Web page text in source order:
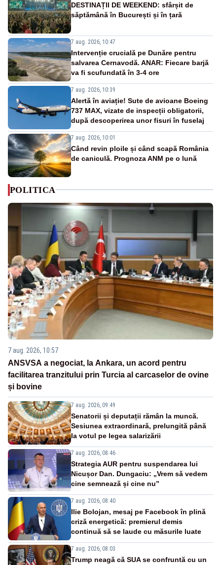
DESTINAȚII DE WEEKEND: sfârșit de
săptămână în București și în țară
7 aug. 2026, 10:47
Intervenție crucială pe Dunăre pentru
salvarea Cernavodă. ANAR: Fiecare barjă
va fi scufundată în 3-4 ore
7 aug. 2026, 10:39
Alertă în aviație! Sute de avioane Boeing
737 MAX, vizate de inspecții obligatorii,
după descoperirea unor fisuri în fuselaj
7 aug. 2026, 10:01
Când revin ploile și când scapă România
de caniculă. Prognoza ANM pe o lună
POLITICA
7 aug. 2026, 10:57
ANSVSA a negociat, la Ankara, un acord pentru
facilitarea tranzitului prin Turcia al carcaselor de ovine
și bovine
7 aug. 2026, 09:49
Senatorii și deputații rămân la muncă.
Sesiunea extraordinară, prelungită până
la votul pe legea salarizării
7 aug. 2026, 08:46
Strategia AUR pentru suspendarea lui
Nicușor Dan. Dungaciu: „Vrem să vedem
cine semnează și cine nu”
7 aug. 2026, 08:40
Ilie Bolojan, mesaj pe Facebook în plină
criză energetică: premierul demis
continuă să se laude cu măsurile luate
7 aug. 2026, 08:03
Trump neagă că SUA se confruntă cu un